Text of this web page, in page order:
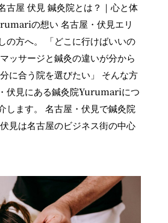
屋 伏見 鍼灸院とは？｜心と体
の想い 名古屋・伏見エリ
の方へ。 「どこに行けばいいの
ッサージと鍼灸の違いが分から
に合う院を選びたい」 そんな方
伏見にある鍼灸院Yurumariにつ
します。 名古屋・伏見で鍼灸院
見は名古屋のビジネス街の中心